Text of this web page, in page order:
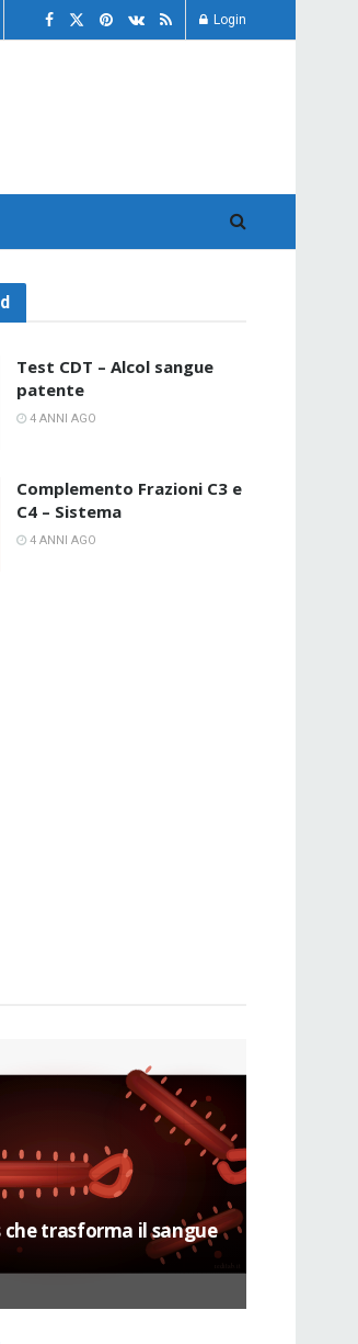
Login
Test CDT – Alcol sangue
patente
4 ANNI AGO
Complemento Frazioni C3 e
C4 – Sistema
4 ANNI AGO
che trasforma il sangue